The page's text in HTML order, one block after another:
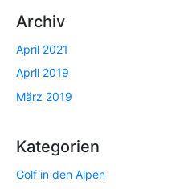
Archiv
April 2021
April 2019
März 2019
Kategorien
Golf in den Alpen